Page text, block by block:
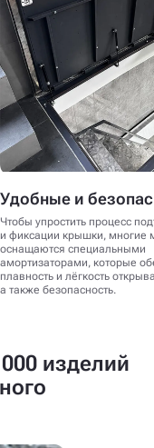
Удобные и
Чтобы упростить процесс
и фиксации крышки, многие
оснащаются специальными
амортизаторами, которые
плавность и лёгкость
а также безопасность.
изделий